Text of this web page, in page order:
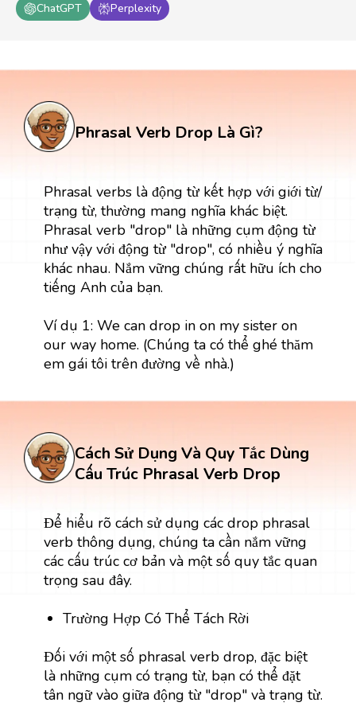
ChatGPT
Perplexity
Phrasal Verb Drop Là Gì?
Phrasal verbs là động từ kết hợp với giới từ/
trạng từ, thường mang nghĩa khác biệt.
Phrasal verb "drop" là những cụm động từ
như vậy với động từ "drop", có nhiều ý nghĩa
khác nhau. Nắm vững chúng rất hữu ích cho
tiếng Anh của bạn.
Ví dụ 1: We can drop in on my sister on
our way home. (Chúng ta có thể ghé thăm
em gái tôi trên đường về nhà.)
Cách Sử Dụng Và Quy Tắc Dùng
Cấu Trúc Phrasal Verb Drop
Để hiểu rõ cách sử dụng các drop phrasal
verb thông dụng, chúng ta cần nắm vững
các cấu trúc cơ bản và một số quy tắc quan
trọng sau đây.
Trường Hợp Có Thể Tách Rời
Đối với một số phrasal verb drop, đặc biệt
là những cụm có trạng từ, bạn có thể đặt
tân ngữ vào giữa động từ "drop" và trạng từ.